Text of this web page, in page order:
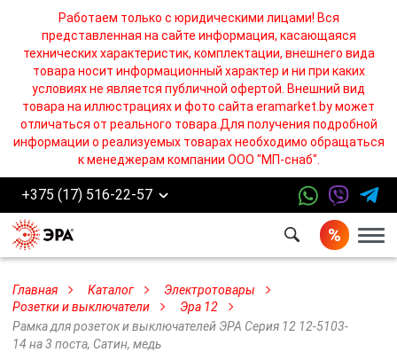
Работаем только с юридическими лицами! Вся
представленная на сайте информация, касающаяся
технических характеристик, комплектации, внешнего вида
товара носит информационный характер и ни при каких
условиях не является публичной офертой. Внешний вид
товара на иллюстрациях и фото сайта eramarket.by может
отличаться от реального товара.Для получения подробной
информации о реализуемых товарах необходимо обращаться
к менеджерам компании ООО "МП-снаб".
+375 (17) 516-22-57
Главная Каталог
Электротовары
Розетки и выключатели
Эра 12
Рамка для розеток и выключателей ЭРА Серия 12 12-5103-
14 на 3 поста, Сатин, медь